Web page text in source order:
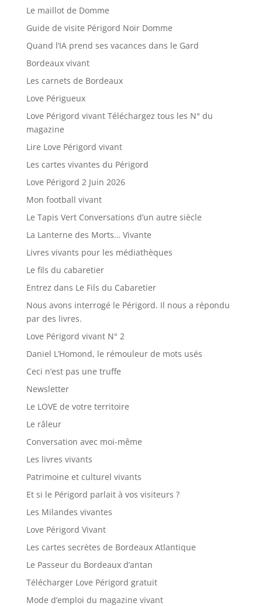
Le maillot de Domme
Guide de visite Périgord Noir Domme
Quand l’IA prend ses vacances dans le Gard
Bordeaux vivant
Les carnets de Bordeaux
Love Périgueux
Love Périgord vivant Téléchargez tous les N° du
magazine
Lire Love Périgord vivant
Les cartes vivantes du Périgord
Love Périgord 2 Juin 2026
Mon football vivant
Le Tapis Vert Conversations d’un autre siècle
La Lanterne des Morts… Vivante
Livres vivants pour les médiathèques
Le fils du cabaretier
Entrez dans Le Fils du Cabaretier
Nous avons interrogé le Périgord. Il nous a répondu
par des livres.
Love Périgord vivant N° 2
Daniel L’Homond, le rémouleur de mots usés
Ceci n’est pas une truffe
Newsletter
Le LOVE de votre territoire
Le râleur
Conversation avec moi-même
Les livres vivants
Patrimoine et culturel vivants
Et si le Périgord parlait à vos visiteurs ?
Les Milandes vivantes
Love Périgord Vivant
Les cartes secrètes de Bordeaux Atlantique
Le Passeur du Bordeaux d’antan
Télécharger Love Périgord gratuit
Mode d’emploi du magazine vivant